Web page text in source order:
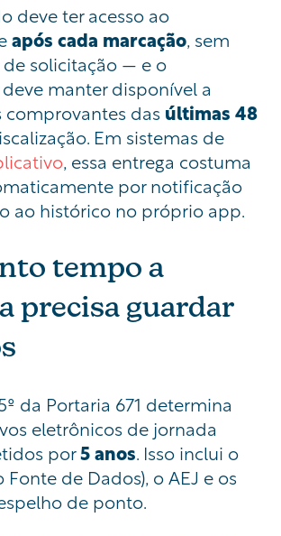
deve ter acesso ao
após cada marcação, sem
solicitação — e o
manter disponível a
comprovantes das últimas 48
Em sistemas de
, essa entrega costuma
por notificação
ao histórico no próprio app.
tempo a
precisa guardar
da Portaria 671 determina
eletrônicos de jornada
por5 anos. Isso inclui o
Fonte de Dados), o AEJ e os
de ponto.